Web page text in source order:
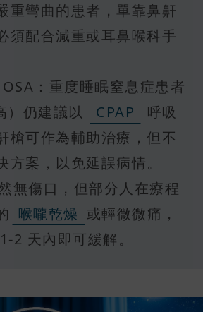
重彎曲的患者，單靠鼻鼾
須配合減重或耳鼻喉科手
：重度睡眠窒息症患者
）仍建議以
CPAP
呼吸
槍可作為輔助治療，但不
方案，以免延誤病情。
無傷口，但部分人在療程
喉嚨乾燥 或輕微微痛，
2 天內即可緩解。